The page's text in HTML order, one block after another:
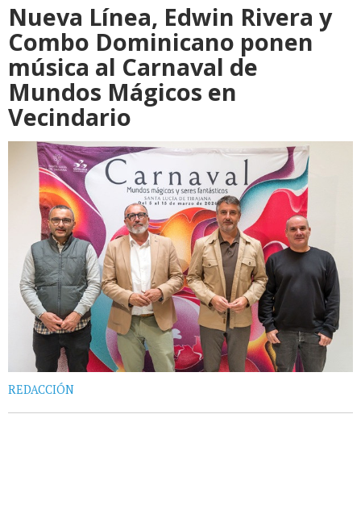
Nueva Línea, Edwin Rivera y
Combo Dominicano ponen
música al Carnaval de
Mundos Mágicos en
Vecindario
REDACCIÓN